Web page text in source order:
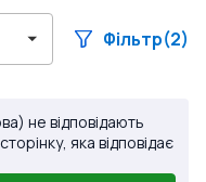
Фільтр(2)
не відповідають
яка відповідає